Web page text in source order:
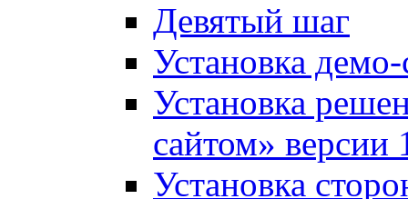
Девятый шаг
Установка
Установка
сайтом»
Установка